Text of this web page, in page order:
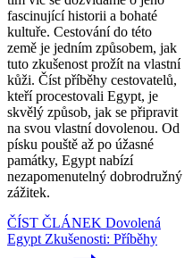
fascinující historii a bohaté
kultuře. Cestování do této
země je jedním způsobem, jak
tuto zkušenost prožít na vlastní
kůži. Číst příběhy cestovatelů,
kteří procestovali Egypt, je
skvělý způsob, jak se připravit
na svou vlastní dovolenou. Od
písku pouště až po úžasné
památky, Egypt nabízí
nezapomenutelný dobrodružný
zážitek.
ČÍST ČLÁNEK Dovolená
Egypt Zkušenosti: Příběhy